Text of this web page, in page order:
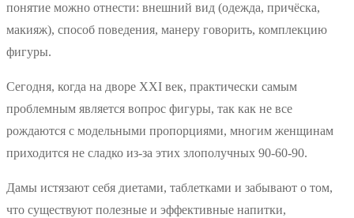
понятие можно отнести: внешний вид (одежда, причёска,
макияж), способ поведения, манеру говорить, комплекцию
фигуры.
Сегодня, когда на дворе XXI век, практически самым
проблемным является вопрос фигуры, так как не все
рождаются с модельными пропорциями, многим женщинам
приходится не сладко из-за этих злополучных 90-60-90.
Дамы истязают себя диетами, таблетками и забывают о том,
что существуют полезные и эффективные напитки,